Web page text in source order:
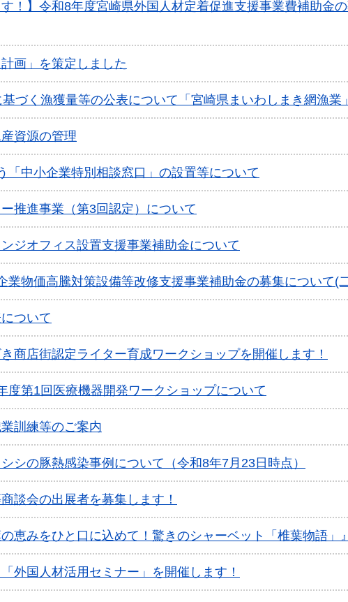
す！】令和8年度宮崎県外国人材定着促進支援事業費補助金
画」を策定しました
づく漁獲量等の公表について「宮崎県まいわしまき網漁業」
資源の管理
「中小企業特別相談窓口」の設置等について
推進事業（第3回認定）について
ジオフィス設置支援事業補助金について
業物価高騰対策設備等改修支援事業補助金の募集について(
ついて
商店街認定ライター育成ワークショップを開催します！
度第1回医療機器開発ワークショップについて
訓練等のご案内
シの豚熱感染事例について（令和8年7月23日時点）
談会の出展者を募集します！
恵みをひと口に込めて！驚きのシャーベット「椎葉物語」』
外国人材活用セミナー」を開催します！